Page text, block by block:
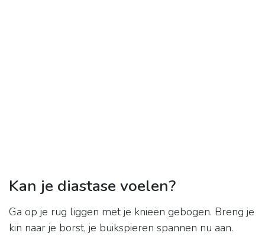
Kan je diastase voelen?
Ga op je rug liggen met je knieën gebogen. Breng je
kin naar je borst, je buikspieren spannen nu aan.